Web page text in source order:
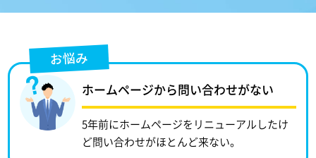
お悩み
ホームページから問い合わせがない
5年前にホームページをリニューアルしたけ
ど問い合わせがほとんど来ない。